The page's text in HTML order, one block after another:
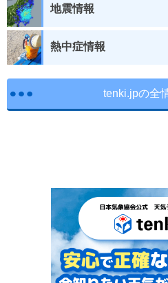
地震情報
熱中症情報
tenki.jpの全